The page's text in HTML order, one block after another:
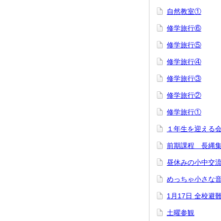
自然教室①
修学旅行⑥
修学旅行⑤
修学旅行④
修学旅行③
修学旅行②
修学旅行①
１年生を迎える
前期課程 長縄
昼休みの小中交
めっちゃ小さな
1月17日 全校避
土曜参観